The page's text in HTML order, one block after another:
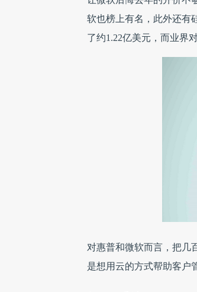
软也榜上有名，此外还有
了约1.22亿美元，而业界
对惠普和微软而言，把几
是想用云的方式帮助客户